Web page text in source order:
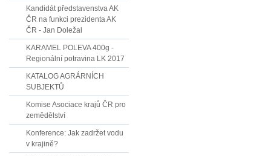
Kandidát představenstva AK
ČR na funkci prezidenta AK
ČR - Jan Doležal
KARAMEL POLEVA 400g -
Regionální potravina LK 2017
KATALOG AGRÁRNÍCH
SUBJEKTŮ
Komise Asociace krajů ČR pro
zemědělství
Konference: Jak zadržet vodu
v krajině?